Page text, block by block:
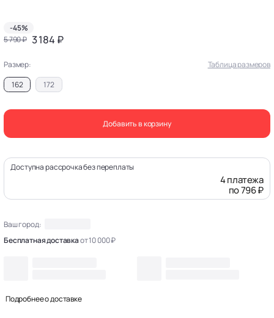
-45%
5 790 ₽ 3 184 ₽
Размер:
Таблица размеров
162
172
Добавить в корзину
Доступна рассрочка без переплаты
4 платежа
по 796 ₽
Ваш город:
Бесплатная доставкаот 10 000 ₽
Подробнее о доставке